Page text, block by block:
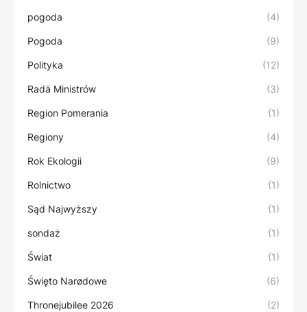
pogoda (4)
Pogoda (9)
Polityka (12)
Radä Ministrów (3)
Region Pomerania (1)
Regiony (4)
Rok Ekologii (9)
Rolnictwo (1)
Sąd Najwyższy (1)
sondaż (1)
Świat (1)
Święto Narødowe (6)
Thronejubilee 2026 (2)